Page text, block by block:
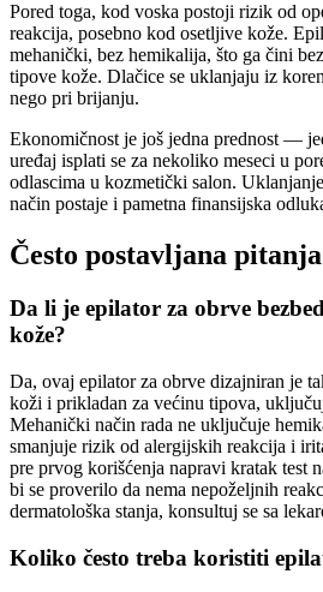
Pored toga, kod voska postoji rizik od
reakcija, posebno kod osetljive kože.
mehanički, bez hemikalija, što ga čini
tipove kože. Dlačice se uklanjaju iz
nego pri brijanju.
Ekonomičnost je još jedna prednost —
uređaj isplati se za nekoliko meseci u
odlascima u kozmetički salon.
način postaje i pametna finansijska
Često postavljana pitanja
Da li je epilator za obrve
kože?
Da, ovaj epilator za obrve dizajniran je
koži i prikladan za većinu tipova,
Mehanički način rada ne uključuje
smanjuje rizik od alergijskih reakcija i
pre prvog korišćenja napravi kratak test
bi se proverilo da nema nepoželjnih
dermatološka stanja, konsultuj se sa
Koliko često treba koristiti